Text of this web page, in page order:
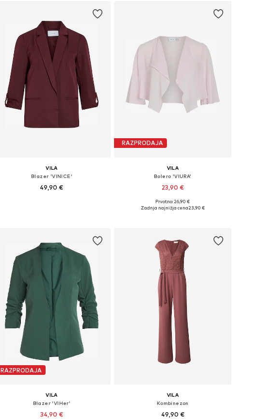
VILA
Blazer 'VINICE'
49,90 €
RAZPRODAJA
VILA
Bolero 'VIURA'
23,90 €
Razpoložljive velikosti: S, M, L, XL, XXL
Prvotno: 26,90 €
Zadnja najnižja cena23,90 €
RAZPRODAJA
VILA
Blazer 'VIHer'
34,90 €
VILA
Kombinezon
49,90 €